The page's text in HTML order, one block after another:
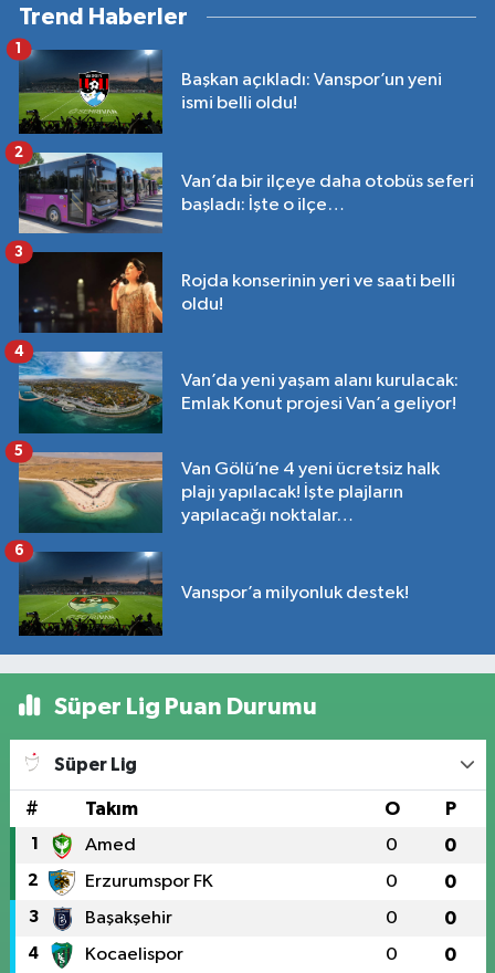
Trend Haberler
Başkan açıkladı: Vanspor’un yeni
ismi belli oldu!
1
Van’da bir ilçeye daha otobüs seferi
başladı: İşte o ilçe…
2
Rojda konserinin yeri ve saati belli
oldu!
3
Van’da yeni yaşam alanı kurulacak:
Emlak Konut projesi Van’a geliyor!
4
Van Gölü’ne 4 yeni ücretsiz halk
plajı yapılacak! İşte plajların
yapılacağı noktalar…
5
Vanspor’a milyonluk destek!
6
Süper Lig Puan Durumu
Süper Lig
# Takım O P
1 Amed 0 0
2 Erzurumspor FK 0 0
3 Başakşehir 0 0
4 Kocaelispor 0 0